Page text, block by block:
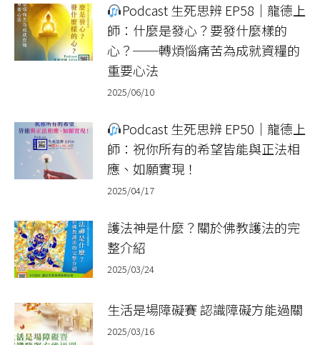
Podcast 生死思辨 EP58｜龍德上
師：什麼是發心？要發什麼樣的
心？──轉煩惱痛苦為成就資糧的
重要心法
2025/06/10
Podcast 生死思辨 EP50｜龍德上
師：祝你所有的希望皆能與正法相
應、如願實現！
2025/04/17
護法神是什麼？關於佛教護法的完
整介紹
2025/03/24
生活是場障礙賽 認識障礙方能過關
2025/03/16